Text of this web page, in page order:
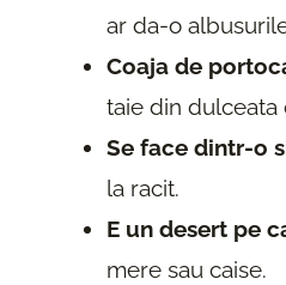
ar da-o
Coaja de
taie din dulceata
Se face dintr-o
la racit.
E un desert pe
mere sau caise.